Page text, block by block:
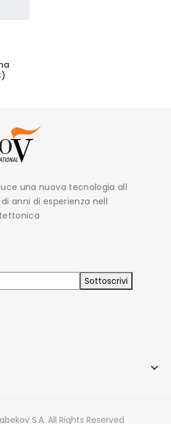
una nuova tecnologia all
anni di esperienza nell
keyboard_arrow_down
S.A. All Rights Reserved